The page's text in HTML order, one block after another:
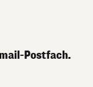
Postfach.